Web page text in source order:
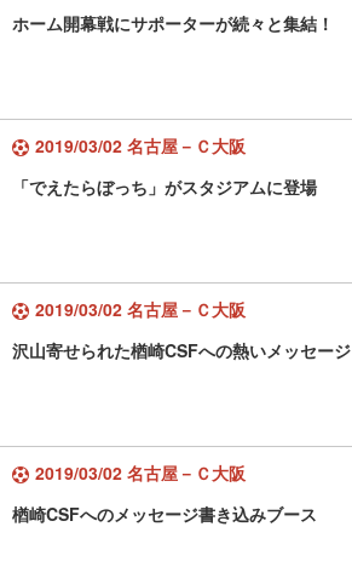
ホーム開幕戦にサポーターが続々と集結！
2019/03/02 名古屋－Ｃ大阪
「でえたらぼっち」がスタジアムに登場
2019/03/02 名古屋－Ｃ大阪
沢山寄せられた楢崎CSFへの熱いメッセージ
2019/03/02 名古屋－Ｃ大阪
楢崎CSFへのメッセージ書き込みブース